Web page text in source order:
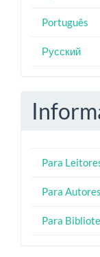
Português
Русский
Para
Para Autores
Para